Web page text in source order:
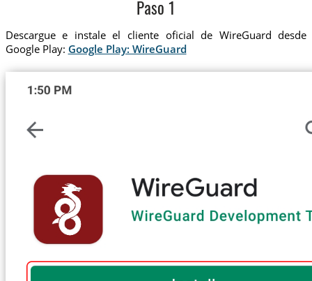
Paso 1
Descargue e instale el cliente oficial de WireGuard desde
Google Play: Google Play: WireGuard